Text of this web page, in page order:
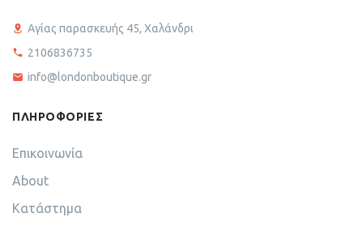
Αγίας παρασκευής 45, Χαλάνδρι
2106836735
info@londonboutique.gr
ΠΛΗΡΟΦΟΡΙΕΣ
Επικοινωνία
About
Κατάστημα